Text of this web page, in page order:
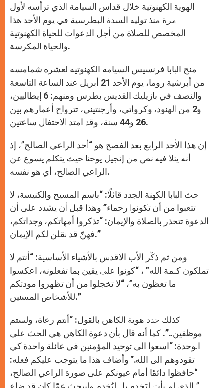
r
الهوية الكهنوتية خلال قداس السيامة الذي ترأسه لأول
مرة منذ توليه السدة البطرسية في يوم الأحد هذا
المخصص للصلاة من أجل الدعوات للحياة الكهنوتية
والحياة المكرسة.
منح البابا فرنسيس السيامة الكهنوتية لعشرة شمامسة
من أبرشية روما، يوم الأحد 21 أبريل عند الساعة التاسعة
والنصف في بازيليك القديس بطرس ومنهم: 6 إيطاليين،
و2 من الهنود، وكرواتي، وأرجنتيني، تترواح أعمارهم بين
26 و44 سنة، وقد امتد الاحتفال ساعتين.
إن هذا الأحد الرابع بعد الفصح هو “أحد الراعي الصالح”، إذ
أنه يتلا فيه نص من إنجيل يوحنا حيث يتكلم يسوع عن
الراعي الصالح، أي هو نفسه.
حث البابا الكهنة الجدد قائلًا: “باسم المسيح والكنيسة، لا
تتعبوا من أن تكونوا رحماء” وهذا قبل أن يشدد على أن
الدعوة تتجذر بالصلاة والإيمان: “تذكروا أمهاتكم، وجداتكم،
فهنّ قد نقلن لكم الإيمان.”
ومن ثم ذكّر الأب الاقدس بالأشياء الأساسية: “أنتم لا
تملكون كلمة الله” ، “كونوا على يقين بما تفعلونه، اعكسوا
ما تعظون به”، “لا تخجلوا من أن تظهروا مودتكم
للأشخاص المسنين.”
كذلك حدد هوية الكاهن بالقول: “أنتم رعاة، ولستم
موظفين..”. كما أنه قال بأن دعوة الكاهن هي الحث على
الوحدة: “اسعوا الى توحيد المؤمنين في عائلة واحدة كي
تقودوهم الى الله.” وأضاف هذا ما يتوجب عليكم فعله:
“حافظوا دائمًا أمام عيونكم على صورة الراعي الصالح،
الذي لم يأت ليَخدم بل ليُخدم وليبحث عمّا كان قد ضاع.”